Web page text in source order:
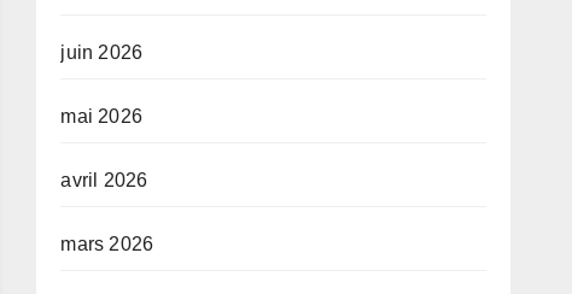
juin 2026
mai 2026
avril 2026
mars 2026